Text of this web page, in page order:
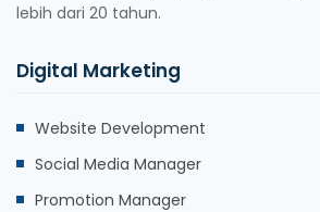
lebih dari 20 tahun.
Digital Marketing
Website Development
Social Media Manager
Promotion Manager